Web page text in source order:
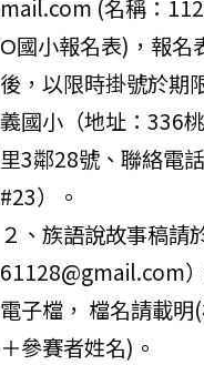
mail.com (名稱：
Ο國小報名表)，報名
後，以限時掛號於期
義國小（地址：336
里3鄰28號、聯絡電
#23）。
２、族語說故事稿
61128@gmail.com
電子檔， 檔名請載明
＋參賽者姓名)。